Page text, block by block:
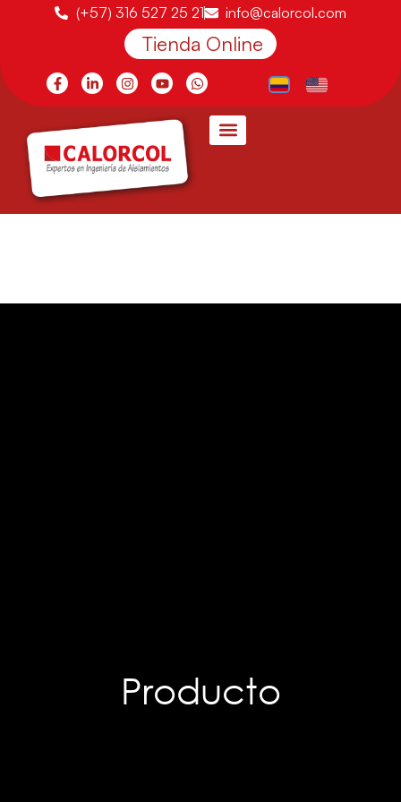
(+57) 316 527 25 21 info@calorcol.com
Tienda Online
Producto